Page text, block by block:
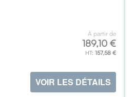
À partir de
189,10 €
157,58 €
VOIR LES DÉTAILS